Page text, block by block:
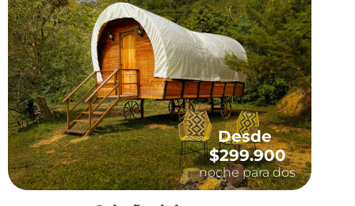
Desde
$299.900
noche para dos